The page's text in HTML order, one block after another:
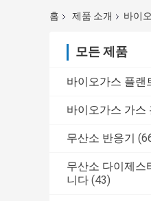
홈 제품 소개 바이
모든 제품
바이오가스 플랜
바이오가스 가스
무산소 반응기
무산소 다이제스
니다 (43)